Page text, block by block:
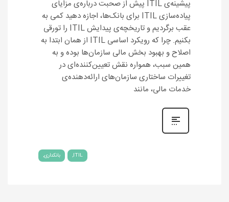
پیشینه‌ی ITIL پیش از صحبت درباره‌ی مزایای
پیاده‌سازی ITIL برای بانک‌ها، اجازه دهید کمی به
عقب برگردیم و تاریخچه‌ی پیدایش ITIL را تورقی
بکنیم. چرا که رویکرد اساسی ITIL از همان ابتدا به
اصلاح و بهبود بخش مالی سازمان‌ها بوده و به
همین سبب، همواره نقش تعیین‌کننده‌ای در
تغییرات ساختاری سازمان‌های ارائه‌دهنده‌ی
خدمات مالی، مانند
ITIL بانکداری